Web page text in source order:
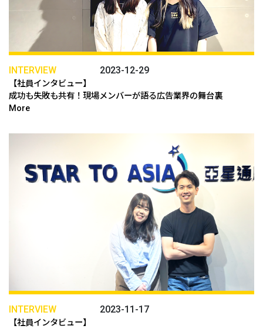
INTERVIEW 2023-12-29
【社員インタビュー】
成功も失敗も共有！現場メンバーが語る広告業界の舞台裏
More
INTERVIEW 2023-11-17
【社員インタビュー】